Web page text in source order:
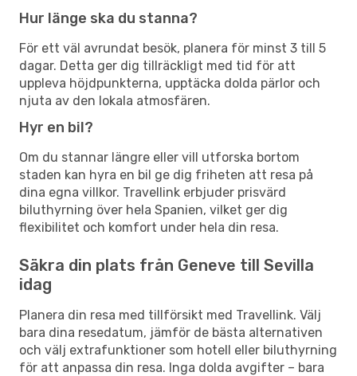
Hur länge ska du stanna?
För ett väl avrundat besök, planera för minst 3 till 5
dagar. Detta ger dig tillräckligt med tid för att
uppleva höjdpunkterna, upptäcka dolda pärlor och
njuta av den lokala atmosfären.
Hyr en bil?
Om du stannar längre eller vill utforska bortom
staden kan hyra en bil ge dig friheten att resa på
dina egna villkor. Travellink erbjuder prisvärd
biluthyrning över hela Spanien, vilket ger dig
flexibilitet och komfort under hela din resa.
Säkra din plats från Geneve till Sevilla
idag
Planera din resa med tillförsikt med Travellink. Välj
bara dina resedatum, jämför de bästa alternativen
och välj extrafunktioner som hotell eller biluthyrning
för att anpassa din resa. Inga dolda avgifter – bara